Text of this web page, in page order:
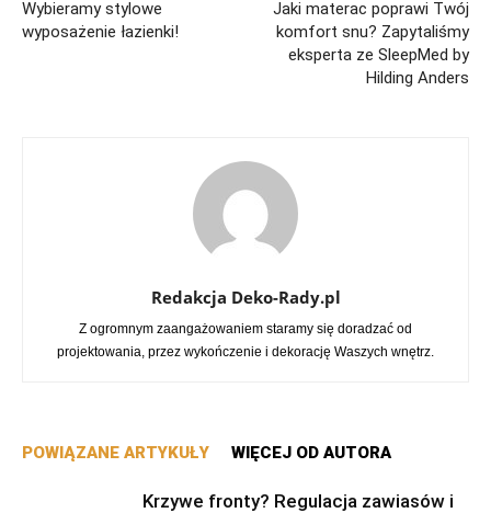
Wybieramy stylowe
wyposażenie łazienki!
Jaki materac poprawi Twój
komfort snu? Zapytaliśmy
eksperta ze SleepMed by
Hilding Anders
Redakcja Deko-Rady.pl
Z ogromnym zaangażowaniem staramy się doradzać od
projektowania, przez wykończenie i dekorację Waszych wnętrz.
POWIĄZANE ARTYKUŁY WIĘCEJ OD AUTORA
Krzywe fronty? Regulacja zawiasów i